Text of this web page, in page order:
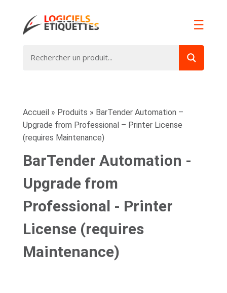
☰
Accueil » Produits » BarTender Automation –
Upgrade from Professional – Printer License
(requires Maintenance)
BarTender Automation -
Upgrade from
Professional - Printer
License (requires
Maintenance)